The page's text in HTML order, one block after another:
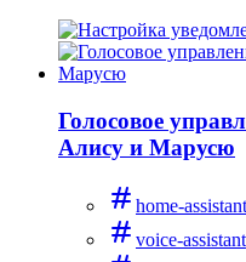
Голосовое
Алису и Марусю
home-assistant
voice-assistant